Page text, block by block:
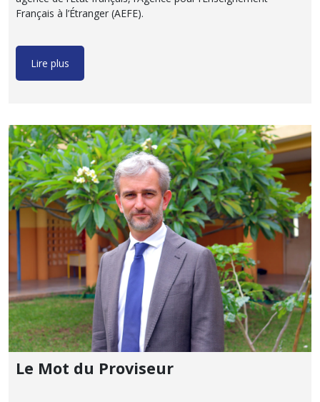
Français à l’Étranger (AEFE).
Lire plus
Le Mot du Proviseur